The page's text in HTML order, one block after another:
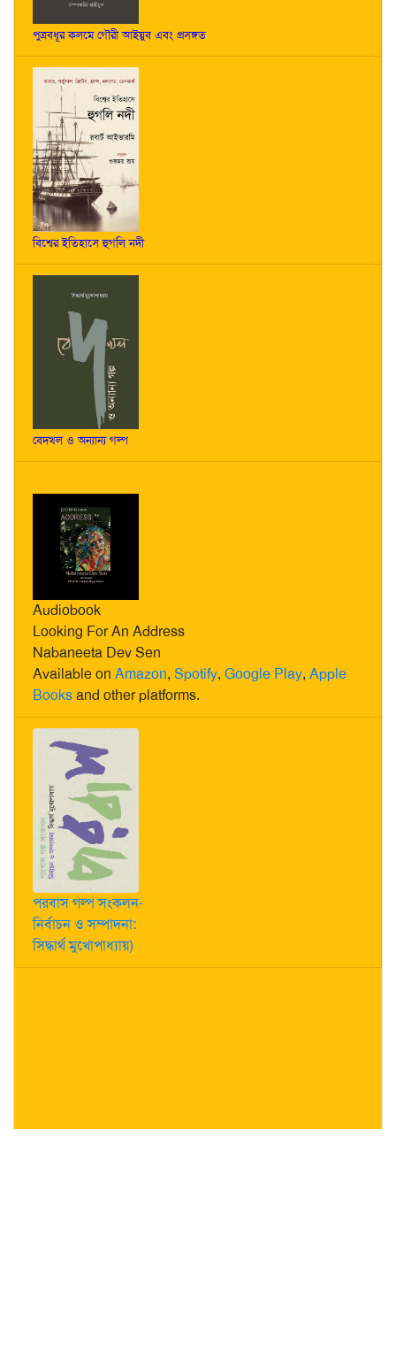
পুত্রবধূর কলমে গৌরী আইয়ুব এবং প্রসঙ্গত
বিশ্বের ইতিহাসে হুগলি নদী
বেদখল ও অন্যান্য গল্প
Audiobook
Looking For An Address
Nabaneeta Dev Sen
Available on Amazon, Spotify, Google Play, Apple
Booksand other platforms.
পরবাস গল্প সংকলন-
নির্বাচন ও সম্পাদনা:
সিদ্ধার্থ মুখোপাধ্যায়)